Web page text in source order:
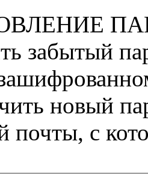
забытый
новый
почты, с